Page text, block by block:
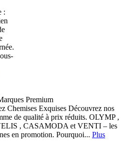
:
Premium
Chemises Exquises Découvrez nos
de qualité à prix réduits. OLYMP ,
, CASAMODA et VENTI – les
en promotion. Pourquoi... Plus